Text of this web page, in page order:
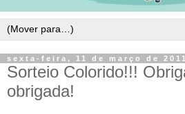
sexta-feira, 11 de março de 2011
Sorteio Colorido!!!
obrigada!